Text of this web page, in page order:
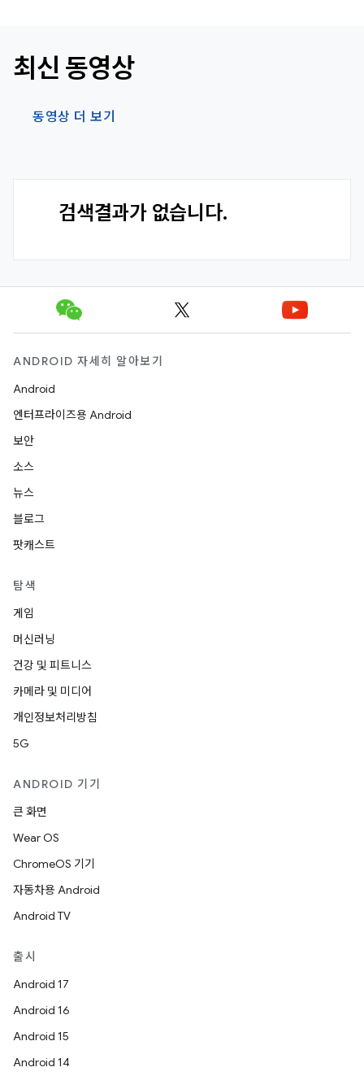
최신 동영상
동영상 더 보기
검색결과가 없습니다.
ANDROID 자세히 알아보기
Android
엔터프라이즈용 Android
보안
소스
뉴스
블로그
팟캐스트
탐색
게임
머신러닝
건강 및 피트니스
카메라 및 미디어
개인정보처리방침
5G
ANDROID 기기
큰 화면
Wear OS
ChromeOS 기기
자동차용 Android
Android TV
출시
Android 17
Android 16
Android 15
Android 14